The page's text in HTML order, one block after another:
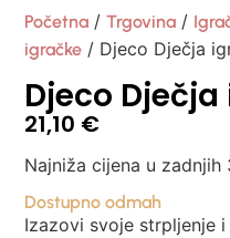
Početna /Trgovina /
igračke / Djeco Dječja
Djeco
21,10 €
Najniža cijena u zadnjih
Dostupno odmah
Izazovi svoje strpljenje